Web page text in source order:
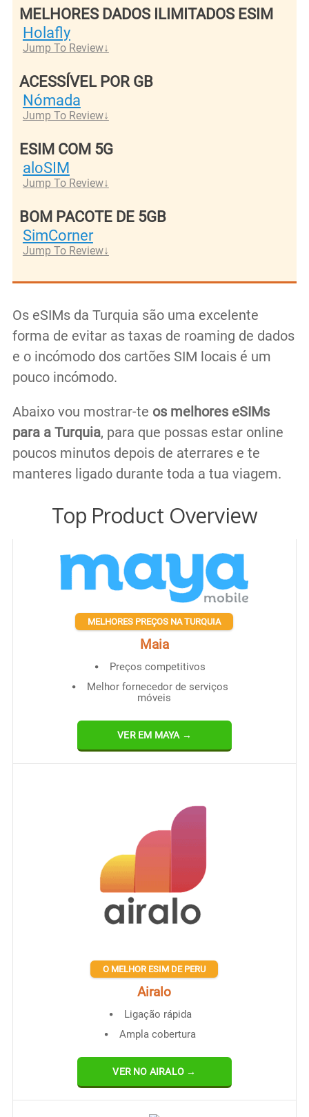
MELHORES DADOS ILIMITADOS ESIM
Holafly
Jump To Review
ACESSÍVEL POR GB
Nómada
Jump To Review
ESIM COM 5G
aloSIM
Jump To Review
BOM PACOTE DE 5GB
SimCorner
Jump To Review
Os eSIMs da Turquia são uma excelente
forma de evitar as taxas de roaming de dados
e o incómodo dos cartões SIM locais é um
pouco incómodo.
Abaixo vou mostrar-te os melhores eSIMs
para a Turquia, para que possas estar online
poucos minutos depois de aterrares e te
manteres ligado durante toda a tua viagem.
Top Product Overview
MELHORES PREÇOS NA TURQUIA
Maia
Preços competitivos
Melhor fornecedor de serviços
móveis
VER EM MAYA →
O MELHOR ESIM DE PERU
Airalo
Ligação rápida
Ampla cobertura
VER NO AIRALO →